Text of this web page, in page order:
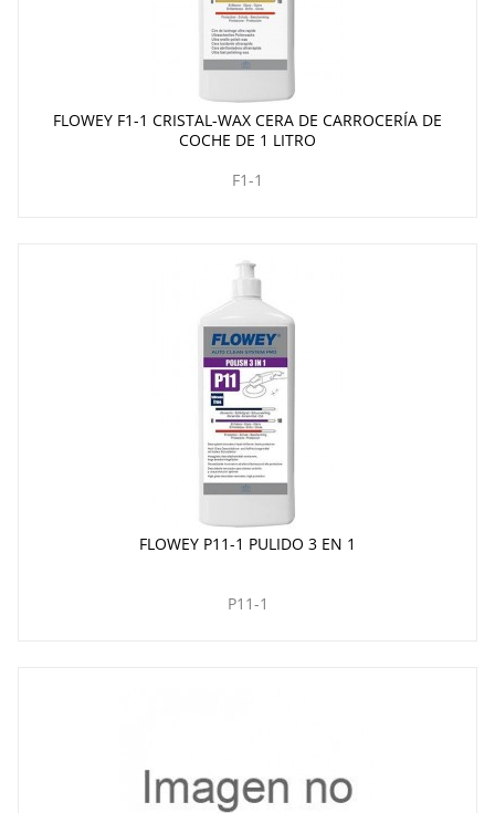
FLOWEY F1-1 CRISTAL-WAX CERA DE CARROCERÍA DE
COCHE DE 1 LITRO
F1-1
FLOWEY P11-1 PULIDO 3 EN 1
P11-1